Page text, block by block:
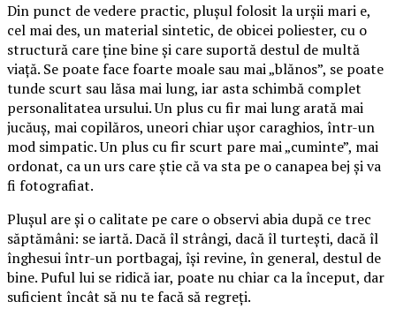
Din punct de vedere practic, plușul folosit la urșii mari e,
cel mai des, un material sintetic, de obicei poliester, cu o
structură care ține bine și care suportă destul de multă
viață. Se poate face foarte moale sau mai „blănos”, se poate
tunde scurt sau lăsa mai lung, iar asta schimbă complet
personalitatea ursului. Un plus cu fir mai lung arată mai
jucăuș, mai copilăros, uneori chiar ușor caraghios, într-un
mod simpatic. Un plus cu fir scurt pare mai „cuminte”, mai
ordonat, ca un urs care știe că va sta pe o canapea bej și va
fi fotografiat.
Plușul are și o calitate pe care o observi abia după ce trec
săptămâni: se iartă. Dacă îl strângi, dacă îl turtești, dacă îl
înghesui într-un portbagaj, își revine, în general, destul de
bine. Puful lui se ridică iar, poate nu chiar ca la început, dar
suficient încât să nu te facă să regreți.